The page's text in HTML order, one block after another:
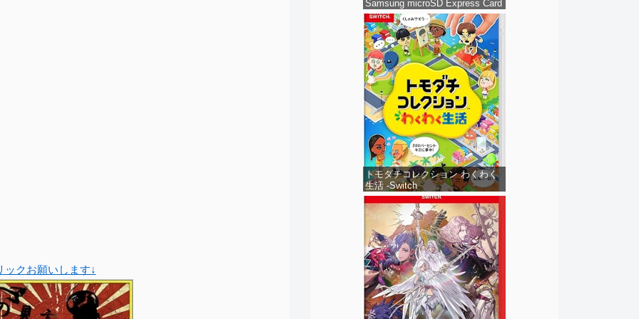
ックお願いします↓
Samsung microSD Express Card
256GB for Nintendo Switch 2(サ
ムスン マイクロSDエクスプレス
カード 256GB) 【Amazon.co.jp
限定特典】Nintendo S
トモダチコレクション わくわく
生活 -Switch